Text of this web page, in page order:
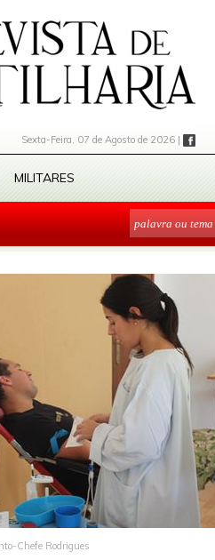
Sexta-Feira, 07 de Agosto de 2026 |
MILITARES
Chefe Rodrigues